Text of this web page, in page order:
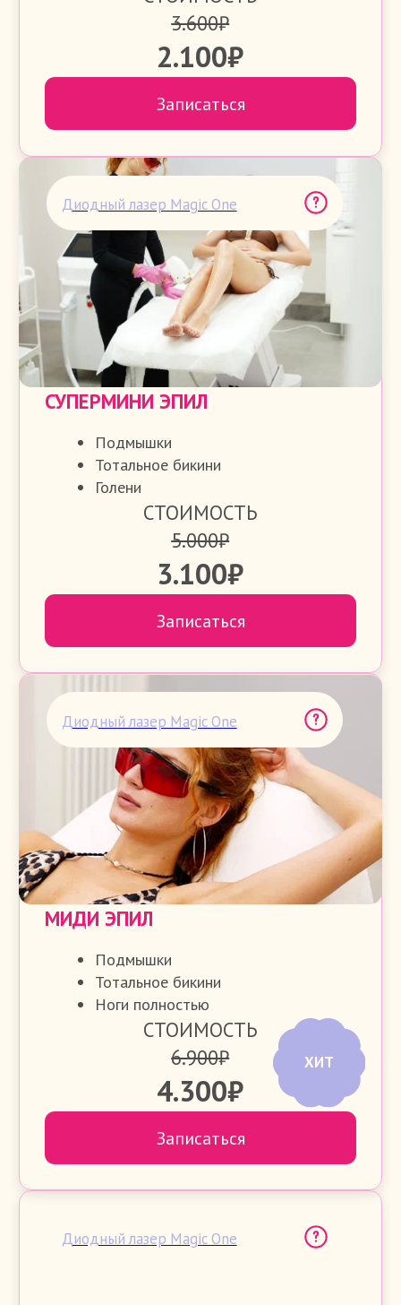
Записаться
Диодный лазер Magic One
МИДИ ЭПИЛ
Подмышки
Тотальное бикини
Ноги полностью
СТОИМОСТЬ
6.900₽
4.300₽
Записаться
Диодный лазер Magic One
Тотальное бикини
Подмышечные впадины
Руки полностью
СТОИМОСТЬ
9.500₽
5.400₽
Записаться
Диодный лазер Magic One
МАКСИ ЭПИЛ
Все тело без ограничений, кроме
СТОИМОСТЬ
7.200₽
Записаться